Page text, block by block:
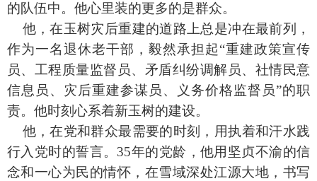
的队伍中。他心里装的更多的是群众。
他，在玉树灾后重建的道路上总是冲在最前列，
作为一名退休老干部，毅然承担起“重建政策宣传
员、工程质量监督员、矛盾纠纷调解员、社情民意
信息员、灾后重建参谋员、义务价格监督员”的职
责。他时刻心系着新玉树的建设。
他，在党和群众最需要的时刻，用执着和汗水践
行入党时的誓言。35年的党龄，他用坚贞不渝的信
念和一心为民的情怀，在雪域深处江源大地，书写